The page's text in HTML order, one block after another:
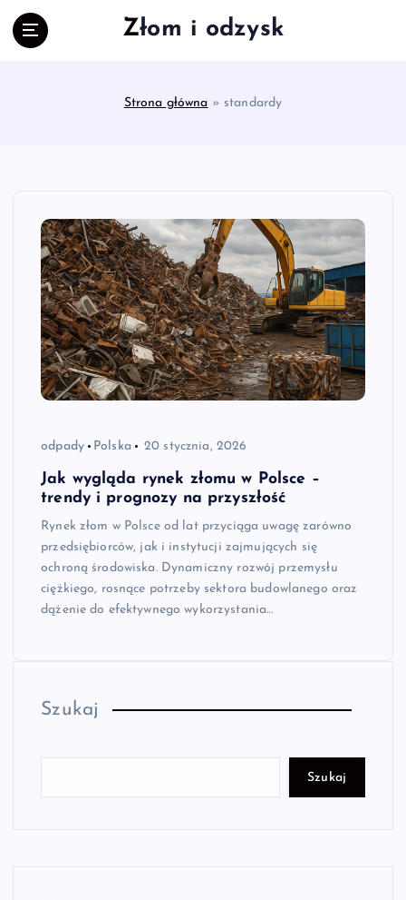
Złom i odzysk
Strona główna » standardy
odpady Polska 20 stycznia, 2026
Jak wygląda rynek złomu w Polsce –
trendy i prognozy na przyszłość
Rynek złom w Polsce od lat przyciąga uwagę zarówno
przedsiębiorców, jak i instytucji zajmujących się
ochroną środowiska. Dynamiczny rozwój przemysłu
ciężkiego, rosnące potrzeby sektora budowlanego oraz
dążenie do efektywnego wykorzystania…
Szukaj
Szukaj